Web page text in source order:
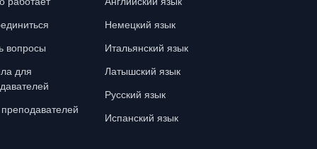
вопросы
для
Немецкий язык
Итальянский язык
Латышский язык
Русский язык
Испанский язык